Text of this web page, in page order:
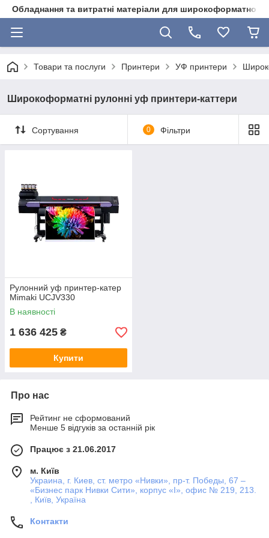
Обладнання та витратні матеріали для широкоформатного
Товари та послуги Принтери УФ принтери
Широкоформатні рулонні уф принтери-каттери
Сортування 0 Фільтри
Рулонний уф принтер-катер
Mimaki UCJV330
В наявності
1 636 425 ₴
Купити
Про нас
Рейтинг не сформований
Менше 5 відгуків за останній рік
Працює з 21.06.2017
м. Київ
Украина, г. Киев, ст. метро «Нивки», пр-т. Победы, 67 –
«Бизнес парк Нивки Сити», корпус «I», офис № 219, 213.
, Київ, Україна
Контакти